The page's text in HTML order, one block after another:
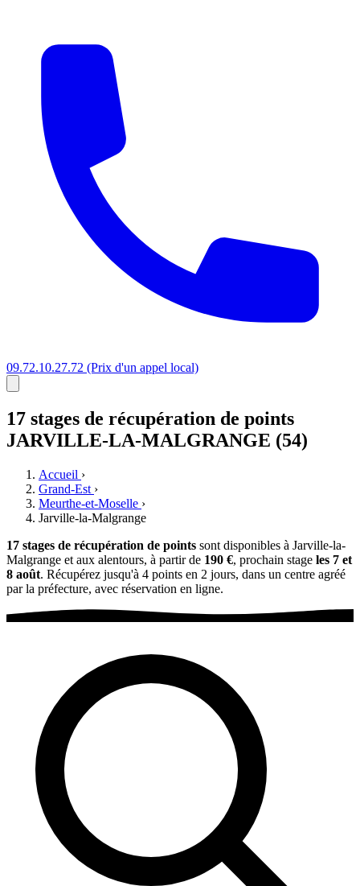
09.72.10.27.72 (Prix d'un appel local)
17 stages de récupération de points
JARVILLE-LA-MALGRANGE (54)
Accueil ›
Grand-Est ›
Meurthe-et-Moselle ›
Jarville-la-Malgrange
17 stages de récupération de points sont disponibles à Jarville-la-
Malgrange et aux alentours, à partir de 190 €, prochain stage les 7 et
8 août. Récupérez jusqu'à 4 points en 2 jours, dans un centre agréé
par la préfecture, avec réservation en ligne.